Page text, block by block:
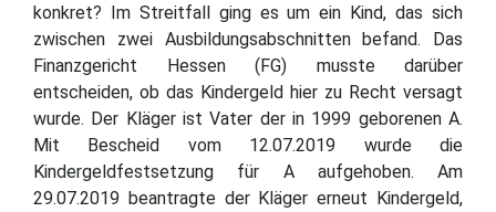
konkret? Im Streitfall ging es um ein Kind, das sich
zwischen zwei Ausbildungsabschnitten befand. Das
Finanzgericht Hessen (FG) musste darüber
entscheiden, ob das Kindergeld hier zu Recht versagt
wurde. Der Kläger ist Vater der in 1999 geborenen A.
Mit Bescheid vom 12.07.2019 wurde die
Kindergeldfestsetzung für A aufgehoben. Am
29.07.2019 beantragte der Kläger erneut Kindergeld,